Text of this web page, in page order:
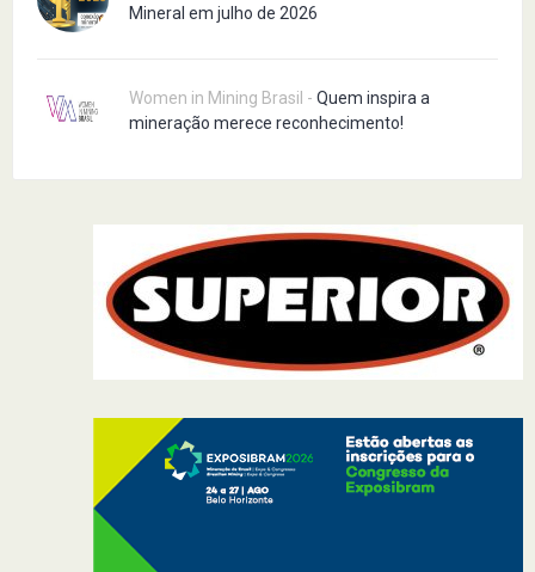
Mineral em julho de 2026
Women in Mining Brasil - Quem inspira a
mineração merece reconhecimento!